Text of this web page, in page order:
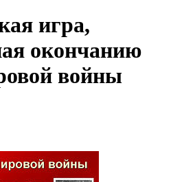
игра,
окончанию
войны